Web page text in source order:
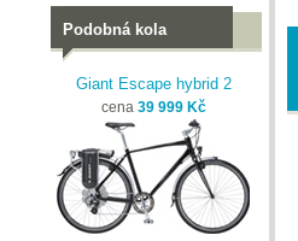
Podobná kola
Giant Escape hybrid 2
cena 39 999 Kč